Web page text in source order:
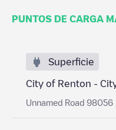
PUNTOS DE CARGA
Superficie
City of Renton -
Unnamed Road 98056